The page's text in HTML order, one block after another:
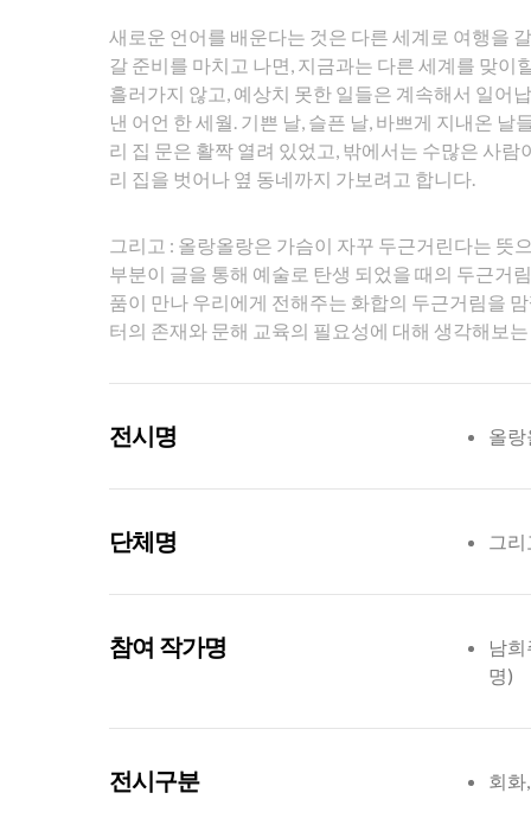
새로운 언어를 배운다는 것은 다른 세계로 여행을
갈 준비를 마치고 나면, 지금과는 다른 세계를 맞이
흘러가지 않고, 예상치 못한 일들은 계속해서 일어
낸 어언 한 세월. 기쁜 날, 슬픈 날, 바쁘게 지내온
리 집 문은 활짝 열려 있었고, 밖에서는 수많은 사
리 집을 벗어나 옆 동네까지 가보려고 합니다.
그리고 : 올랑올랑은 가슴이 자꾸 두근거린다는 뜻
부분이 글을 통해 예술로 탄생 되었을 때의 두근거
품이 만나 우리에게 전해주는 화합의 두근거림을
터의 존재와 문해 교육의 필요성에 대해 생각해보
전시명 올
단체명 그
참여 작가명
남
명)
전시구분 회화